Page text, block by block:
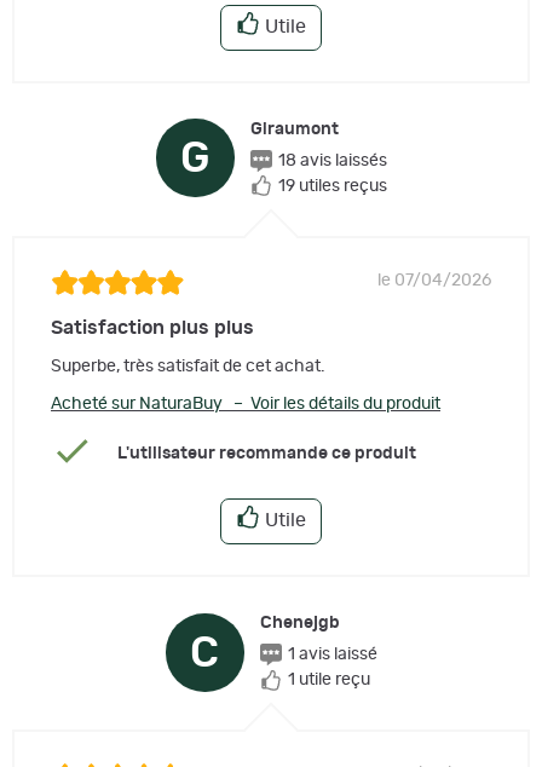
Utile
G
Giraumont
18 avis laissés
19 utiles reçus
le 07/04/2026
Satisfaction plus plus
Superbe, très satisfait de cet achat.
Acheté sur NaturaBuy – Voir les détails du produit
L'utilisateur recommande ce produit
Utile
C
Chenejgb
1 avis laissé
1 utile reçu